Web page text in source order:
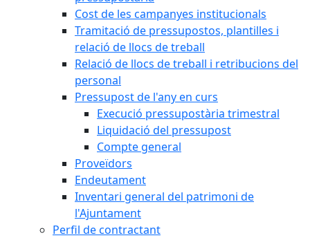
Cost de les campanyes institucionals
Tramitació de pressupostos, plantilles i
relació de llocs de treball
Relació de llocs de treball i retribucions del
personal
Pressupost de l'any en curs
Execució pressupostària trimestral
Liquidació del pressupost
Compte general
Proveïdors
Endeutament
Inventari general del patrimoni de
l'Ajuntament
Perfil de contractant